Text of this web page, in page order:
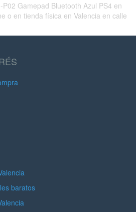
P02 Gamepad Bluetooth Azul PS4 en
o en tienda física en Valencia en calle
baratos